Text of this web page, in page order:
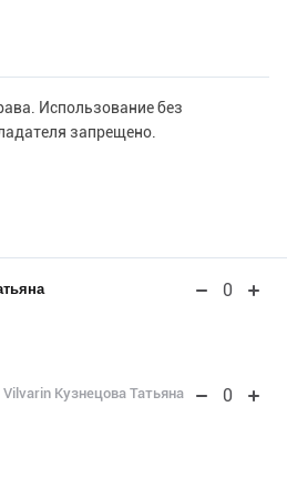
Использование без
запрещено.
0
Vilvarin Кузнецова Татьяна 0